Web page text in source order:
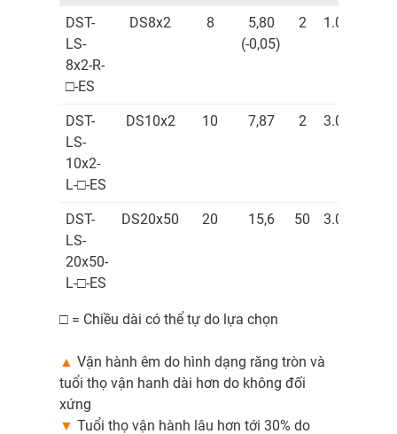
DST-
LS-
8x2-R-
□-ES
DS8x2 8
5,80
(-0,05)
2 1.000
DST-
LS-
10x2-
L-□-ES
DS10x2 10 7,87 2 3.000
DST-
LS-
20x50-
L-□-ES
DS20x50 20 15,6 50 3.000
□ = Chiều dài có thể tự do lựa chọn
▲ Vận hành êm do hình dạng răng tròn và
tuổi thọ vận hanh dài hơn do không đối
xứng
▼ Tuổi thọ vận hành lâu hơn tới 30% do